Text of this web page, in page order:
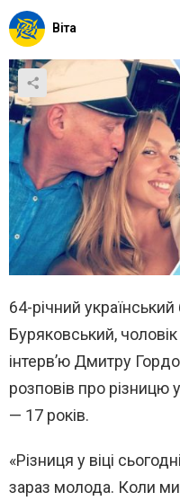
Віта
64-річний
Буряковський,
інтерв’ю Дмитру
розповів про різницю
— 17 років.
«Різниця у віці
зараз молода. Коли